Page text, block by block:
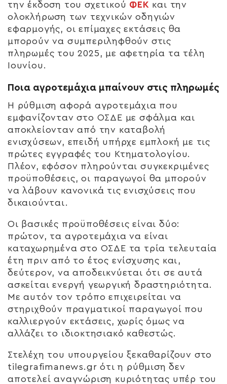
την έκδοση του σχετικού ΦΕΚ και την
ολοκλήρωση των τεχνικών οδηγιών
εφαρμογής, οι επίμαχες εκτάσεις θα
μπορούν να συμπεριληφθούν στις
πληρωμές του 2025, με αφετηρία τα τέλη
Ιουνίου.
Ποια αγροτεμάχια μπαίνουν στις πληρωμές
Η ρύθμιση αφορά αγροτεμάχια που
εμφανίζονταν στο ΟΣΔΕ με σφάλμα και
αποκλείονταν από την καταβολή
ενισχύσεων, επειδή υπήρχε εμπλοκή με τις
πρώτες εγγραφές του Κτηματολογίου.
Πλέον, εφόσον πληρούνται συγκεκριμένες
προϋποθέσεις, οι παραγωγοί θα μπορούν
να λάβουν κανονικά τις ενισχύσεις που
δικαιούνται.
Οι βασικές προϋποθέσεις είναι δύο:
πρώτον, τα αγροτεμάχια να είναι
καταχωρημένα στο ΟΣΔΕ τα τρία τελευταία
έτη πριν από το έτος ενίσχυσης και,
δεύτερον, να αποδεικνύεται ότι σε αυτά
ασκείται ενεργή γεωργική δραστηριότητα.
Με αυτόν τον τρόπο επιχειρείται να
στηριχθούν πραγματικοί παραγωγοί που
καλλιεργούν εκτάσεις, χωρίς όμως να
αλλάζει το ιδιοκτησιακό καθεστώς.
Στελέχη του υπουργείου ξεκαθαρίζουν στο
tilegrafimanews.gr ότι η ρύθμιση δεν
αποτελεί αναγνώριση κυριότητας υπέρ του